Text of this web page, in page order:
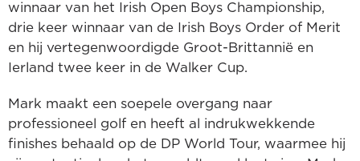
winnaar van het Irish Open Boys Championship,
drie keer winnaar van de Irish Boys Order of Merit
en hij vertegenwoordigde Groot-Brittannië en
Ierland twee keer in de Walker Cup.
Mark maakt een soepele overgang naar
professioneel golf en heeft al indrukwekkende
finishes behaald op de DP World Tour, waarmee hij